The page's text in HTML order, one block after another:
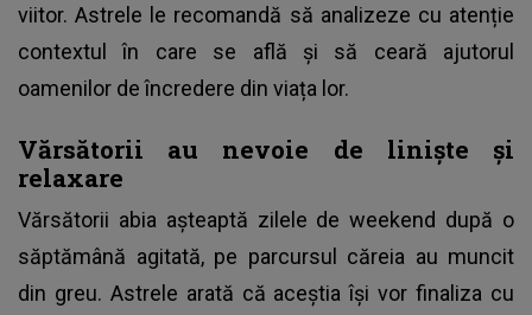
viitor. Astrele le recomandă să analizeze cu atenție
contextul în care se află și să ceară ajutorul
oamenilor de încredere din viața lor.
Vărsătorii au nevoie de liniște și
relaxare
Vărsătorii abia așteaptă zilele de weekend după o
săptămână agitată, pe parcursul căreia au muncit
din greu. Astrele arată că aceștia își vor finaliza cu